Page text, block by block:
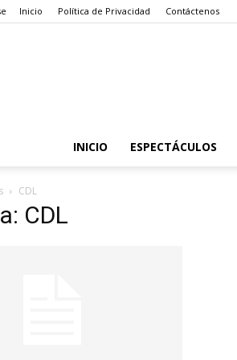
Inicio Política de Privacidad Contáctenos
INICIO ESPECTÁCULOS
CDL
CDL